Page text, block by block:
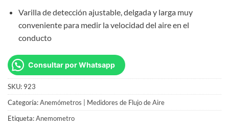
Varilla de detección ajustable, delgada y larga muy
conveniente para medir la velocidad del aire en el
conducto
Consultar por Whatsapp
SKU: 923
Categoría:Anemómetros | Medidores de Flujo de Aire
Etiqueta:Anemometro